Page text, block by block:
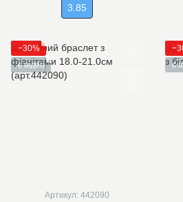
3.85
−30%
є відео
Артикул: 442090
є